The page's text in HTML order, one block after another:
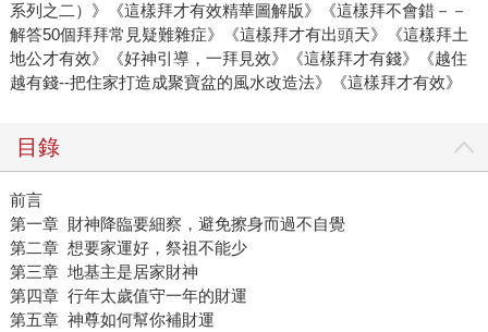
系列之二）》《這樣拜才有效精華圖解版》《這樣拜不會錯－－
解答50個拜拜常見疑難雜症》《這樣拜才有出頭天》《這樣拜土
地公才有效》《好神引導，一拜見效》《這樣拜才有錢》《越住
越有錢--把住家打造成聚寶盆的風水改造法》《這樣拜才有效》
目錄
前言
第一章 財神降臨要細察，避免擦身而過不自覺
第二章 想要家運好，祭祖不能少
第三章 地基主是居家財神
第四章 行年太歲值守一年的財運
第五章 神尊如何幫你補財運